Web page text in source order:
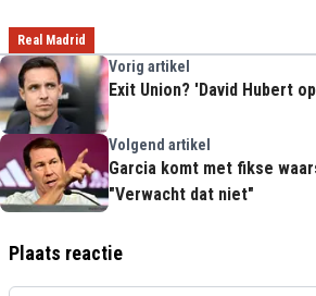
Real Madrid
Vorig artikel
Exit Union? 'David Hubert
Volgend artikel
Garcia komt met fikse
"Verwacht dat niet"
Plaats reactie